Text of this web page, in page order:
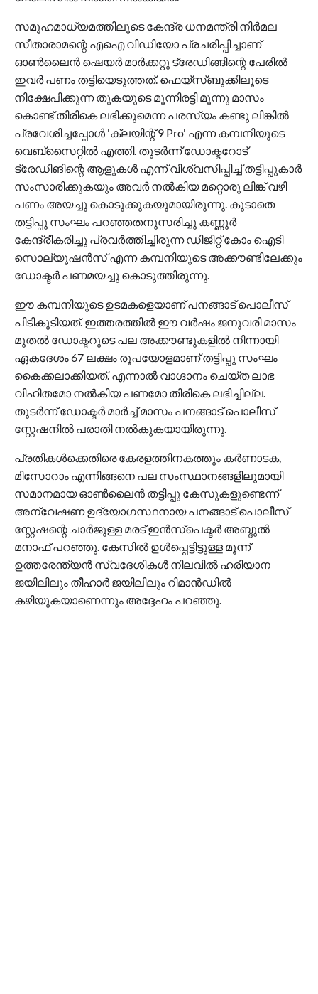
സമൂഹമാധ്യമത്തിലൂടെ കേന്ദ്ര ധനമന്ത്രി നിര്‍മല
സീതാരാമന്റെ എഐ വിഡിയോ പ്രചരിപ്പിച്ചാണ്
ഓണ്‍ലൈന്‍ ഷെയര്‍ മാര്‍ക്കറ്റു ട്രേഡിങ്ങിന്റെ പേരില്‍
ഇവര്‍ പണം തട്ടിയെടുത്തത്. ഫെയ്‌സ്ബുക്കിലൂടെ
നിക്ഷേപിക്കുന്ന തുകയുടെ മൂന്നിരട്ടി മൂന്നു മാസം
കൊണ്ട് തിരികെ ലഭിക്കുമെന്ന പരസ്യം കണ്ടു ലിങ്കില്‍
പ്രവേശിച്ചപ്പോള്‍ 'ക്ലയിന്റ് 9 Pro' എന്ന കമ്പനിയുടെ
വെബ്സൈറ്റില്‍ എത്തി. തുടര്‍ന്ന് ഡോക്ടറോട്
ട്രേഡിങിന്റെ ആളുകള്‍ എന്ന് വിശ്വസിപ്പിച്ച് തട്ടിപ്പുകാര്‍
സംസാരിക്കുകയും അവര്‍ നല്‍കിയ മറ്റൊരു ലിങ്ക് വഴി
പണം അയച്ചു കൊടുക്കുകയുമായിരുന്നു. കൂടാതെ
തട്ടിപ്പു സംഘം പറഞ്ഞതനുസരിച്ചു കണ്ണൂര്‍
കേന്ദ്രീകരിച്ചു പ്രവര്‍ത്തിച്ചിരുന്ന ഡിജിറ്റ് കോം ഐടി
സൊല്യൂഷന്‍സ് എന്ന കമ്പനിയുടെ അക്കൗണ്ടിലേക്കും
ഡോക്ടര്‍ പണമയച്ചു കൊടുത്തിരുന്നു.
ഈ കമ്പനിയുടെ ഉടമകളെയാണ് പനങ്ങാട് പൊലീസ്
പിടികൂടിയത്. ഇത്തരത്തില്‍ ഈ വര്‍ഷം ജനുവരി മാസം
മുതല്‍ ഡോക്ടറുടെ പല അക്കൗണ്ടുകളില്‍ നിന്നായി
ഏകദേശം 67 ലക്ഷം രൂപയോളമാണ് തട്ടിപ്പു സംഘം
കൈക്കലാക്കിയത്. എന്നാല്‍ വാഗ്ദാനം ചെയ്ത ലാഭ
വിഹിതമോ നല്‍കിയ പണമോ തിരികെ ലഭിച്ചില്ല.
തുടര്‍ന്ന് ഡോക്ടര്‍ മാര്‍ച്ച് മാസം പനങ്ങാട് പൊലീസ്
സ്റ്റേഷനില്‍ പരാതി നല്‍കുകയായിരുന്നു.
പ്രതികള്‍ക്കെതിരെ കേരളത്തിനകത്തും കര്‍ണാടക,
മിസോറാം എന്നിങ്ങനെ പല സംസ്ഥാനങ്ങളിലുമായി
സമാനമായ ഓണ്‍ലൈന്‍ തട്ടിപ്പു കേസുകളുണ്ടെന്ന്
അന്വേഷണ ഉദ്യോഗസ്ഥനായ പനങ്ങാട് പൊലീസ്
സ്റ്റേഷന്റെ ചാര്‍ജുള്ള മരട് ഇന്‍സ്പെക്ടര്‍ അബ്ദുല്‍
മനാഫ് പറഞ്ഞു. കേസില്‍ ഉള്‍പ്പെട്ടിട്ടുള്ള മൂന്ന്
ഉത്തരേന്ത്യന്‍ സ്വദേശികള്‍ നിലവില്‍ ഹരിയാന
ജയിലിലും തീഹാര്‍ ജയിലിലും റിമാന്‍ഡില്‍
കഴിയുകയാണെന്നും അദ്ദേഹം പറഞ്ഞു.